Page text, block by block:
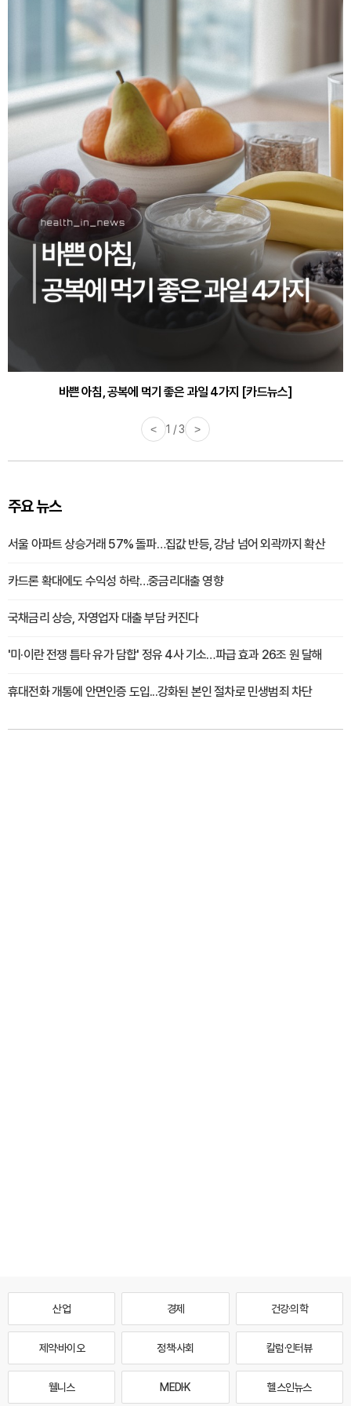
바쁜 아침, 공복에 먹기 좋은 과일 4가지 [카드뉴스]
30대부터 유병률 2배...여자에게 꼭 필요한 검사는? [카드뉴스]
< 1 / 3 >
주요 뉴스
서울 아파트 상승거래 57% 돌파…집값 반등, 강남 넘어 외곽까지 확산
카드론 확대에도 수익성 하락…중금리대출 영향
국채금리 상승, 자영업자 대출 부담 커진다
'미·이란 전쟁 틈타 유가 담합' 정유 4사 기소…파급 효과 26조 원 달해
휴대전화 개통에 안면인증 도입...강화된 본인 절차로 민생범죄 차단
산업 경제 건강·의학
제약·바이오 정책·사회 칼럼·인터뷰
웰니스 MEDI·K 헬스인뉴스